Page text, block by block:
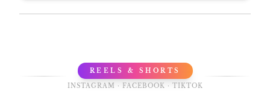
REELS & SHORTS
INSTAGRAM · FACEBOOK · TIKTOK